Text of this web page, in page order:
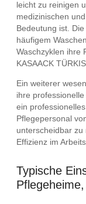
leicht zu reinigen
medizinischen
Bedeutung ist.
häufigem
Waschzyklen ihre
KASAACK
Ein weiterer
ihre
ein
Pflegepersonal
unterscheidbar
Effizienz im
Typische